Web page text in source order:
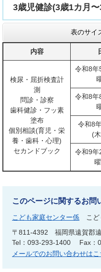
3歳児健診(3歳1カ月
表のサイ
内容
検尿・屈折検査計
測
問診・診察
歯科健診・フッ素
塗布
個別相談(育児・栄
養・歯科・心理)
セカンドブック
令和8年
令和8年
令和8
(
令和9年
曜
このページに関するお問
こども家庭センター係
こ
〒811-4392
福岡県遠賀郡
Tel：093-293-1400
Fax：
メールでのお問い合わせはこ